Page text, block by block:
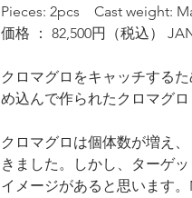
Pieces: 2pcs Cast weight:
価格 ： 82,500円（税込）
クロマグロをキャッチする
め込んで作られたクロマグロ
クロマグロは個体数が増え
きました。しかし、ターゲ
イメージがあると思います